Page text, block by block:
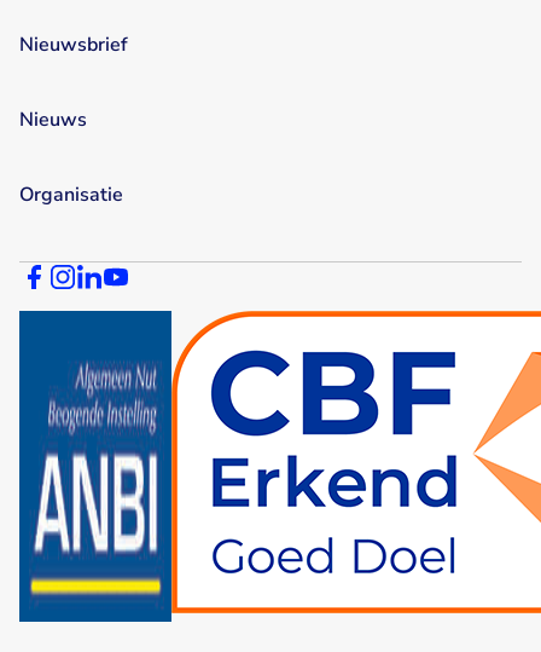
Nieuwsbrief
Nieuws
Organisatie